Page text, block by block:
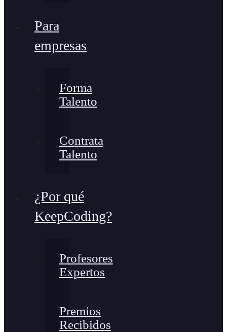
Para
empresas
Forma
Talento
Contrata
Talento
¿Por qué
KeepCoding?
Profesores
Expertos
Premios
Recibidos